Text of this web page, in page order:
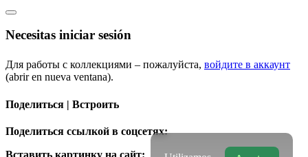
Necesitas iniciar sesión
Для работы с коллекциями – пожалуйста, войдите в аккаунт
(abrir en nueva ventana).
Поделиться | Встроить
Поделиться ссылкой в соцсетях:
Вставить картинку на сайт: